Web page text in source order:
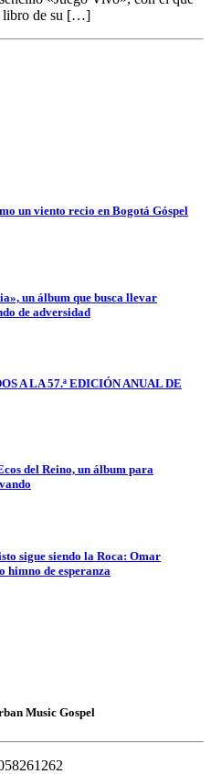
libro de su […]
un viento recio en Bogotá Góspel
un álbum que busca llevar
de adversidad
A LA 57.ª EDICIÓN ANUAL DE
del Reino, un álbum para
sigue siendo la Roca: Omar
himno de esperanza
Music Gospel